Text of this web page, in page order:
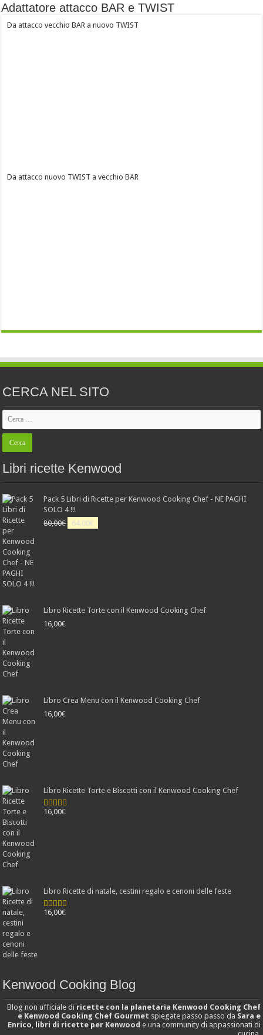
Adattatore attacco BAR e TWIST
Da attacco vecchio BAR a nuovo TWIST
Da attacco nuovo TWIST a vecchio BAR
CERCA NEL SITO
Libri ricette Kenwood
Pack 5 Libri di Ricette per Kenwood Cooking Chef - NE PAGHI
SOLO 4 !!!
80,00€ 64,00€
Libro Ricette Torte con il Kenwood Cooking Chef
16,00€
Libro Crea Menu con il Kenwood Cooking Chef
16,00€
Libro Ricette Torte e Biscotti con il Kenwood Cooking Chef
Valutato
16,00€
Libro Ricette di natale, cestini regalo e cenoni delle feste
Valutato
16,00€
Kenwood Cooking Blog
Blog non ufficiale di ricette con la planetaria Kenwood Cooking Chef
e Kenwood Cooking Chef Gourmet spiegate passo passo da Sara e
Enrico libri di ricette per Kenwood e una community di appassionati di